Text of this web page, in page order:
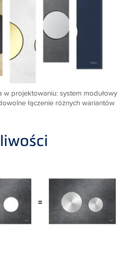
projektowaniu: system modułowy
łączenie różnych wariantów